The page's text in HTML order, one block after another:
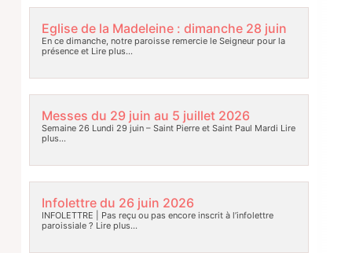
Eglise de la Madeleine : dimanche 28 juin
En ce dimanche, notre paroisse remercie le Seigneur pour la
présence etLire plus…
Messes du 29 juin au 5 juillet 2026
Semaine 26 Lundi 29 juin – Saint Pierre et Saint Paul Mardi Lire
plus…
Infolettre du 26 juin 2026
INFOLETTRE | Pas reçu ou pas encore inscrit à l’infolettre
paroissiale ? Lire plus…